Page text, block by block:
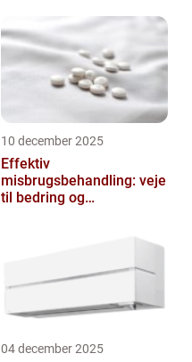
10 december 2025
Effektiv
misbrugsbehandling: veje
til bedring og
04 december 2025